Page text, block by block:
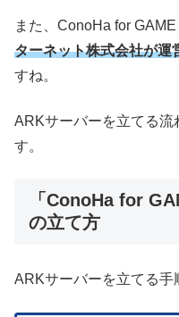
また、ConoHa for GAME
ターネット株式会社が運
すね。
ARKサーバーを立てる流
す。
「ConoHa for
の立て方
ARKサーバーを立てる手